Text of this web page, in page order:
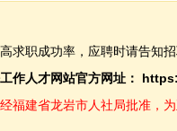
求职成功率，应聘时请告知
作人才网站官方网址：
福建省龙岩市人社局批准，